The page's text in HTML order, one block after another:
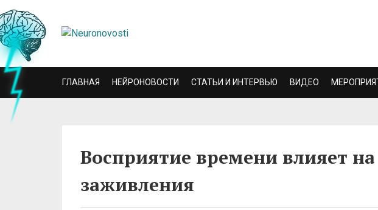
ГЛАВНАЯ НЕЙРОНОВОСТИ СТАТЬИ И ИНТЕРВЬЮ ВИДЕО
Восприятие времени влияет на
заживления